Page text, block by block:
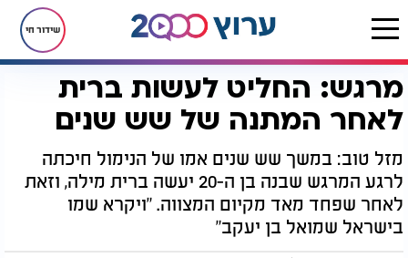
שידור חי
דף הבית יהדות מרגש: החליט לעשות ברית לאחר המתנה של שש שנים
מרגש: החליט לעשות ברית
לאחר המתנה של שש שנים
מזל טוב: במשך שש שנים אמו של הנימול חיכתה
לרגע המרגש שבנה בן ה-20 יעשה ברית מילה, וזאת
לאחר שפחד מאד מקיום המצווה. "ויקרא שמו
בישראל שמואל בן יעקב"